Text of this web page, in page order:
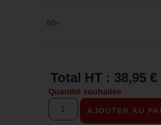
50+
Total HT : 38,95 €
Quantité souhaitée
AJOUTER AU